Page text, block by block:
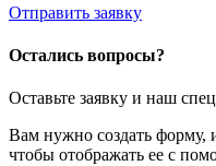
Отправить заявку
Остались вопросы?
Оставьте заявку и наш
Вам нужно создать форму,
чтобы отображать ее с